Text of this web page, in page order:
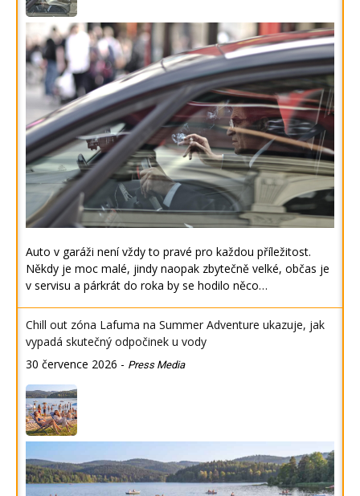
Auto v garáži není vždy to pravé pro každou příležitost.
Někdy je moc malé, jindy naopak zbytečně velké, občas je
v servisu a párkrát do roka by se hodilo něco…
Chill out zóna Lafuma na Summer Adventure ukazuje, jak
vypadá skutečný odpočinek u vody
30 července 2026 - Press Media